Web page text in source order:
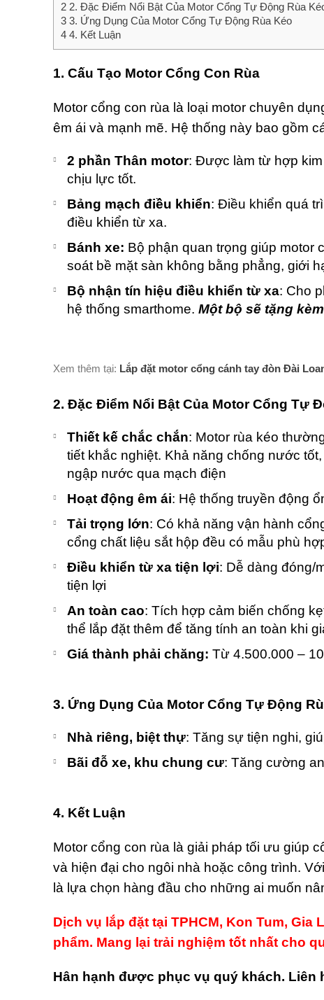
2 2. Đặc Điểm Nổi Bật Của Motor Cổng Tự Động Rùa
3 3. Ứng Dụng Của Motor Cổng Tự Động Rùa Kéo
4 4. Kết Luận
1. Cấu Tạo Motor Cổng Con Rùa
Motor cổng con rùa là loại motor chuyên
êm ái và mạnh mẽ. Hệ thống này bao gồm
2 phần Thân motor: Được làm từ hợp
chịu lực tốt.
Bảng mạch điều khiển: Điều khiển quá
điều khiển từ xa.
Bánh xe: Bộ phận quan trọng giúp motor
soát bề mặt sàn không bằng phẳng, giới
Bộ nhận tín hiệu điều khiển từ xa: Cho
hệ thống smarthome. Một bộ sẽ tặng
Xem thêm tại: Lắp đặt motor cổng cánh tay đòn Đài
2. Đặc Điểm Nổi Bật Của Motor Cổng Tự
Thiết kế chắc chắn: Motor rùa kéo
tiết khắc nghiệt. Khả năng chống nước
ngập nước qua mạch điện
Hoạt động êm ái: Hệ thống truyền động
Tải trọng lớn: Có khả năng vận hành
cổng chất liệu sắt hộp đều có mẫu phù
Điều khiển từ xa tiện lợi: Dễ dàng đóng/
tiện lợi
An toàn cao: Tích hợp cảm biến chống
thể lắp đặt thêm để tăng tính an toàn khi
Giá thành phải chăng: Từ 4.500.000 –
3. Ứng Dụng Của Motor Cổng Tự Động
Nhà riêng, biệt thự: Tăng sự tiện nghi,
Bãi đỗ xe, khu chung cư: Tăng cường
4. Kết Luận
Motor cổng con rùa là giải pháp tối ưu giúp
và hiện đại cho ngôi nhà hoặc công trình.
là lựa chọn hàng đầu cho những ai muốn
Dịch vụ lắp đặt tại TPHCM, Kon Tum,
phẩm. Mang lại trải nghiệm tốt nhất cho
Hân hạnh được phục vụ quý khách.